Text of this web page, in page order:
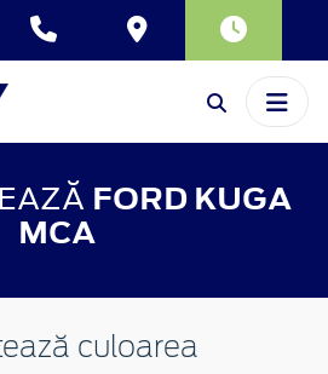
FORD KUGA
MCA
culoarea